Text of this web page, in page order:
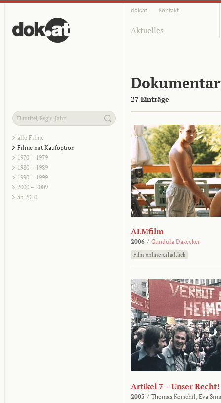
dok.at Kontakt
Aktuelles
27 Einträge
alle Filme
Filme mit Kaufoption
1970 – 1979
1980 – 1989
1990 – 1999
2000 – 2009
ab 2010
ALMfilm
2006 / Gundula Daxecker
Film online erhältlich
Artikel 7 – Unser Recht!
2005 / Thomas Korschil, Eva